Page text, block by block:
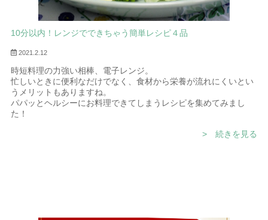
愛媛県の道後温泉、大洲や今治、しまなみ海道など主要な観光地
ンキングとおすすめシーン別にご紹介します。
10分以内！レンジでできちゃう簡単レシピ４品
2021.2.12
時短料理の力強い相棒、電子レンジ。
忙しいときに便利なだけでなく、食材から栄養が流れにくいとい
うメリットもありますね。
パパッとヘルシーにお料理できてしまうレシピを集めてみまし
た！
> 続きを見る